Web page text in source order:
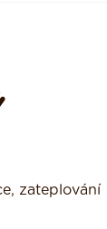
zateplování